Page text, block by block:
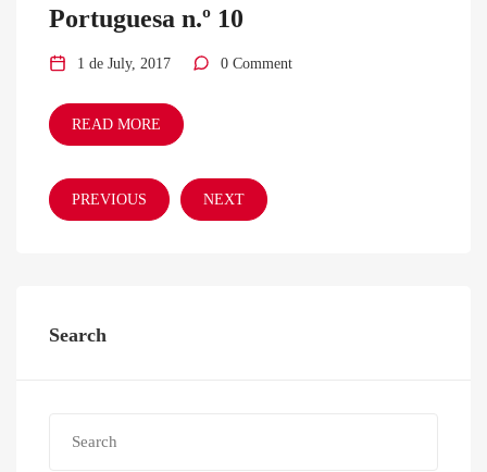
Portuguesa n.º 10
1 de July, 2017 0 Comment
READ MORE
PREVIOUS NEXT
Search